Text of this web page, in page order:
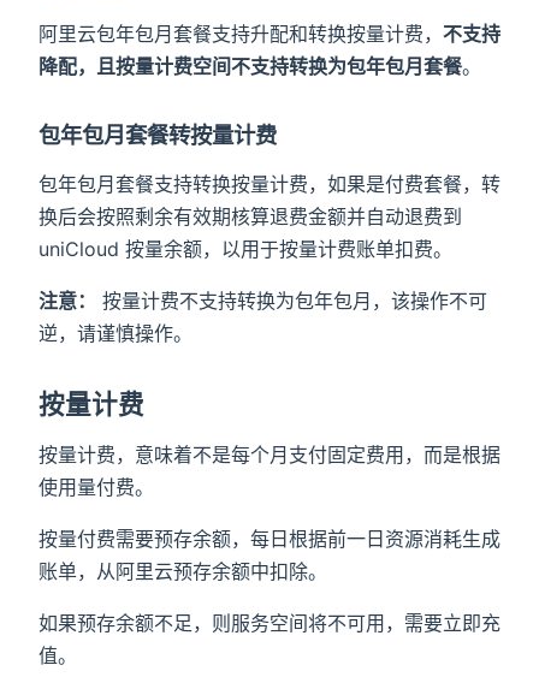
阿里云包年包月套餐支持升配和转换按量计费， 不支持
降配，且按量计费空间不支持转换为包年包月套餐。
包年包月套餐转按量计费
包年包月套餐支持转换按量计费，如果是付费套餐，转
换后会按照剩余有效期核算退费金额并自动退费到
uniCloud 按量余额，以用于按量计费账单扣费。
注意：
按量计费不支持转换为包年包月，该操作不可
逆，请谨慎操作。
按量计费
按量计费，意味着不是每个月支付固定费用，而是根据
使用量付费。
按量付费需要预存余额，每日根据前一日资源消耗生成
账单，从阿里云预存余额中扣除。
如果预存余额不足，则服务空间将不可用，需要立即充
值。